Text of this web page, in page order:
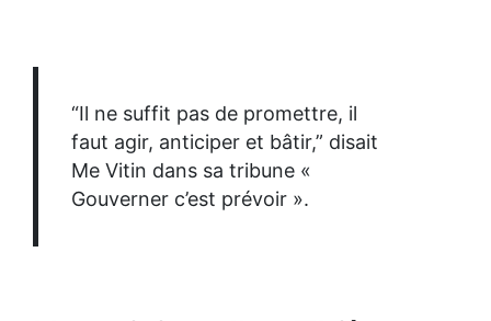
“Il ne suffit pas de promettre, il
faut agir, anticiper et bâtir,” disait
Me Vitin dans sa tribune «
Gouverner c’est prévoir ».